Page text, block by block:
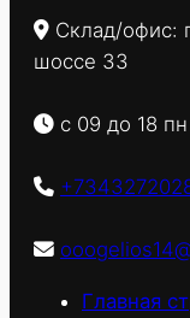
Склад/офис:
шоссе 33
с 09 до 18
Главная